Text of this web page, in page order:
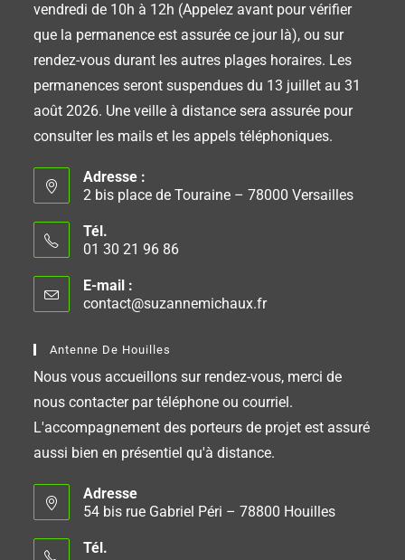
vendredi de 10h à 12h (Appelez avant pour vérifier
que la permanence est assurée ce jour là), ou sur
rendez-vous durant les autres plages horaires. Les
permanences seront suspendues du 13 juillet au 31
août 2026. Une veille à distance sera assurée pour
consulter les mails et les appels téléphoniques.
Adresse :
2 bis place de Touraine – 78000 Versailles
Tél.
01 30 21 96 86
E-mail :
contact@suzannemichaux.fr
Antenne De Houilles
Nous vous accueillons sur rendez-vous, merci de
nous contacter par téléphone ou courriel.
L'accompagnement des porteurs de projet est assuré
aussi bien en présentiel qu'à distance.
Adresse
54 bis rue Gabriel Péri – 78800 Houilles
Tél.